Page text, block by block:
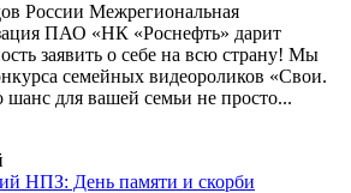
России Межрегиональная
ПАО «НК «Роснефть» дарит
заявить о себе на всю страну! Мы
семейных видеороликов «Свои.
для вашей семьи не просто...
НПЗ: День памяти и скорби